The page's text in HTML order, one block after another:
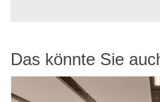
Das könnte Sie